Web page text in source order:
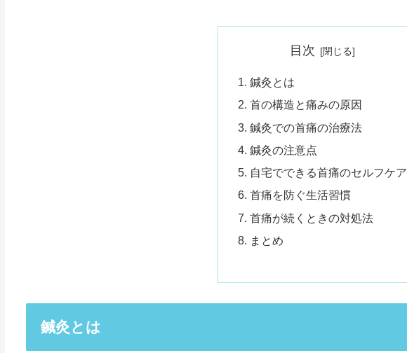
目次
鍼灸とは
首の構造と痛みの原因
鍼灸での首痛の治療法
鍼灸の注意点
自宅でできる首痛のセルフケア
首痛を防ぐ生活習慣
首痛が続くときの対処法
まとめ
鍼灸とは